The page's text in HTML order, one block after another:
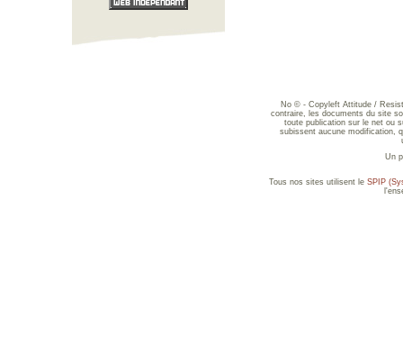
No © - Copyleft Attitude /
contraire, les documents du site
toute publication sur le net ou
subissent aucune modification,
Un
Tous nos sites utilisent le SPIP